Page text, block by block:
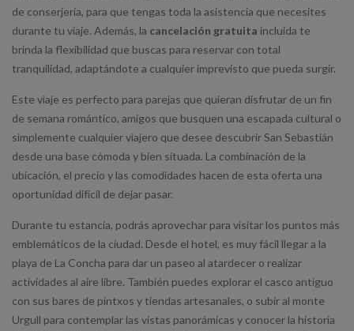
de conserjería, para que tengas toda la asistencia que necesites
durante tu viaje. Además, la cancelación gratuita incluida te
brinda la flexibilidad que buscas para reservar con total
tranquilidad, adaptándote a cualquier imprevisto que pueda surgir.
Este viaje es perfecto para parejas que quieran disfrutar de un fin
de semana romántico, amigos que busquen una escapada cultural o
simplemente cualquier viajero que desee descubrir San Sebastián
desde una base cómoda y bien situada. La combinación de la
ubicación, el precio y las comodidades hacen de esta oferta una
oportunidad difícil de dejar pasar.
Durante tu estancia, podrás aprovechar para visitar los puntos más
emblemáticos de la ciudad. Desde el hotel, es muy fácil llegar a la
playa de La Concha para dar un paseo al atardecer o realizar
actividades al aire libre. También puedes explorar el casco antiguo
con sus bares de pintxos y tiendas artesanales, o subir al monte
Urgull para contemplar las vistas panorámicas y conocer la historia